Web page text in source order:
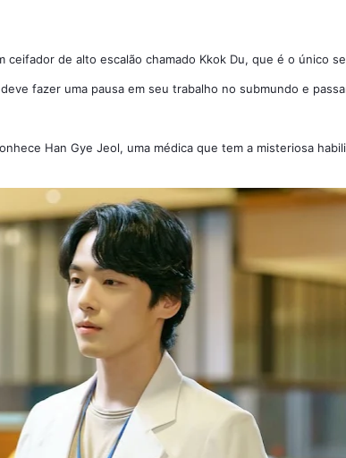
ceifador de alto escalão chamado Kkok Du, que é o único
fazer uma pausa em seu trabalho no submundo e
Han Gye Jeol, uma médica que tem a misteriosa